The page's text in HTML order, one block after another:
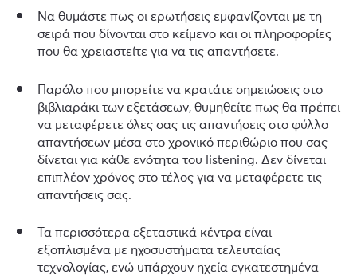
Να θυμάστε πως οι ερωτήσεις εμφανίζονται με τη
σειρά που δίνονται στο κείμενο και οι πληροφορίες
που θα χρειαστείτε για να τις απαντήσετε.
Παρόλο που μπορείτε να κρατάτε σημειώσεις στο
βιβλιαράκι των εξετάσεων, θυμηθείτε πως θα πρέπει
να μεταφέρετε όλες σας τις απαντήσεις στο φύλλο
απαντήσεων μέσα στο χρονικό περιθώριο που σας
δίνεται για κάθε ενότητα του listening. Δεν δίνεται
επιπλέον χρόνος στο τέλος για να μεταφέρετε τις
απαντήσεις σας.
Τα περισσότερα εξεταστικά κέντρα είναι
εξοπλισμένα με ηχοσυστήματα τελευταίας
τεχνολογίας, ενώ υπάρχουν ηχεία εγκατεστημένα